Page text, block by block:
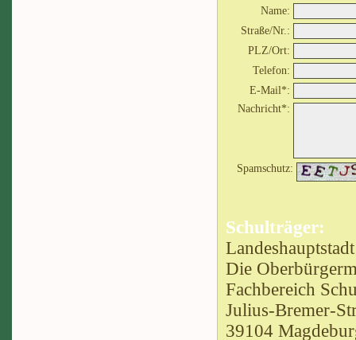
Name:
Straße/Nr.:
PLZ/Ort:
Telefon:
E-Mail*:
Nachricht*:
Spamschutz:
Schulträger:
Die
Fachbereich
Julius-Bremer-
39104